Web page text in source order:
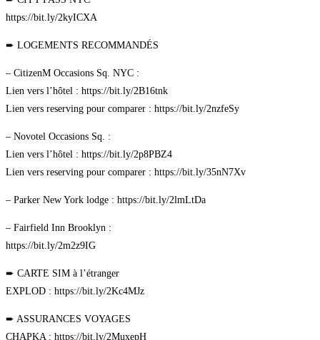
https://bit.ly/2kyICXA
➨ LOGEMENTS RECOMMANDÉS
– CitizenM Occasions Sq. NYC :
Lien vers l’hôtel : https://bit.ly/2B16tnk
Lien vers reserving pour comparer : https://bit.ly/2nzfeSy
– Novotel Occasions Sq. :
Lien vers l’hôtel : https://bit.ly/2p8PBZ4
Lien vers reserving pour comparer : https://bit.ly/35nN7Xv
– Parker New York lodge : https://bit.ly/2lmLtDa
– Fairfield Inn Brooklyn :
https://bit.ly/2m2z9IG
➨ CARTE SIM à l’étranger
EXPLOD : https://bit.ly/2Kc4MJz
➨ ASSURANCES VOYAGES
CHAPKA : https://bit.ly/2MuxepH